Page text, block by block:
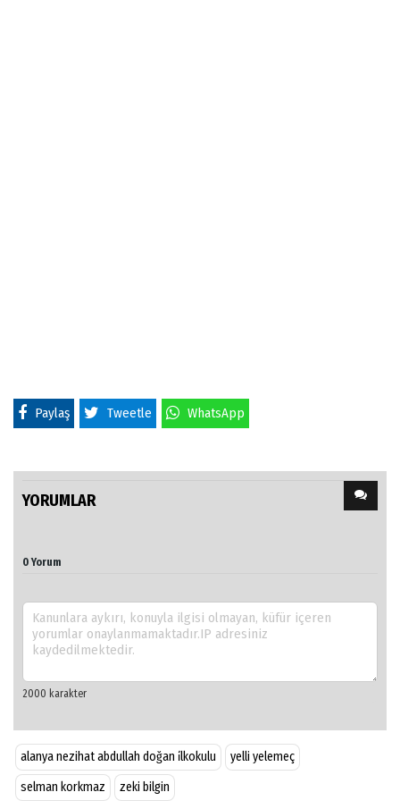
Paylaş Tweetle WhatsApp
YORUMLAR
0 Yorum
alanya nezihat abdullah doğan i̇lkokulu
yelli yelemeç
selman korkmaz
zeki bilgin